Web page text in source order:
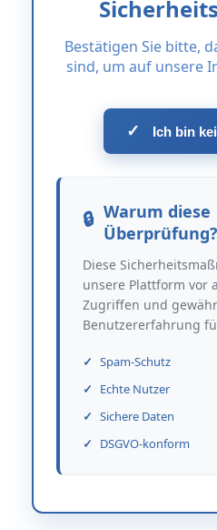
Bestätigen Sie bitte,
sind, um auf unsere
✓ Ich bin
Warum diese
Überprüfung?
Diese
unsere Plattform vor
Zugriffen und
Benutzererfahrung
Spam-Schutz
Echte Nutzer
Sichere Daten
DSGVO-konform